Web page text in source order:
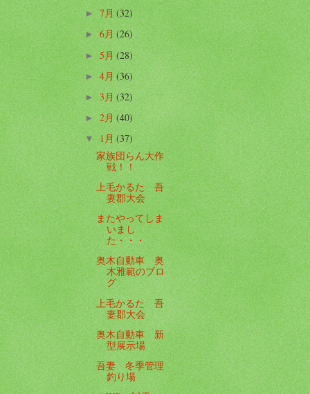
►7月(32)
►6月(26)
►5月(28)
► 4月(36)
► 3月(32)
►2月(40)
▼1月(37)
家族団らん大作
戦！！
上毛かるた 吾
妻郡大会
またやってしま
いまし
た・・・
奥木自動車 奥
木雅範のブロ
グ
上毛かるた 吾
妻郡大会
奥木自動車 新
型展示場
吾妻 冬季管理
釣り場